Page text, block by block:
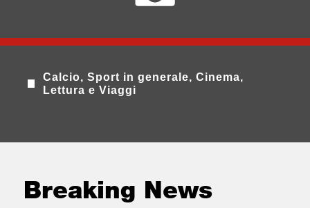
Calcio, Sport in generale, Cinema,
Lettura e Viaggi
Breaking News